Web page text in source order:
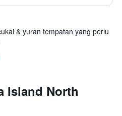
& yuran tempatan yang perlu
Island North